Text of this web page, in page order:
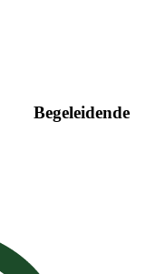
Begeleidende